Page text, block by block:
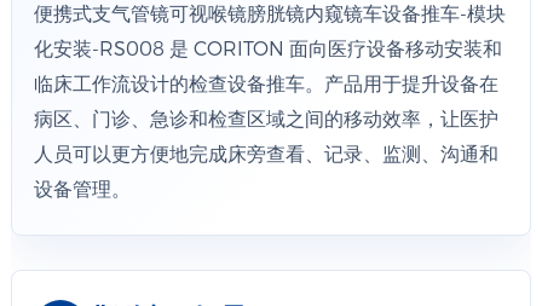
详情+
详情+
电源适配器-排插收纳2 规格
便携式支气管镜可视喉镜膀胱镜内窥镜车设备推车-模块
化安装-RS008 是 CORITON 面向医疗设备移动安装和
临床工作流设计的检查设备推车。产品用于提升设备在
病区、门诊、急诊和检查区域之间的移动效率，让医护
人员可以更方便地完成床旁查看、记录、监测、沟通和
设备管理。